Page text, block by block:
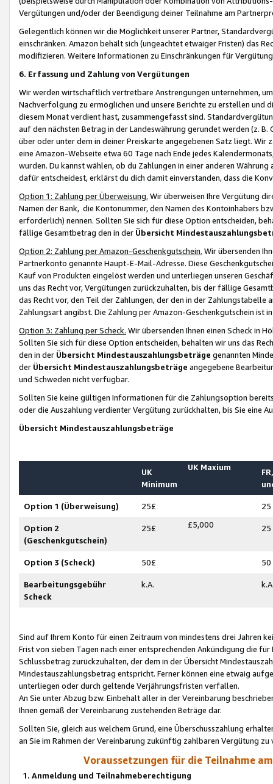
Vergütungen und/oder der Beendigung deiner Teilnahme am
Gelegentlich können wir die Möglichkeit unserer Partner,
einschränken. Amazon behält sich (ungeachtet etwaiger Fristen) das
modifizieren. Weitere Informationen zu Einschränkungen für
6. Erfassung und Zahlung von Vergütungen
Wir werden wirtschaftlich vertretbare Anstrengungen unternehmen,
Nachverfolgung zu ermöglichen und unsere Berichte zu erstellen und
diesem Monat verdient hast, zusammengefasst sind.
auf den nächsten Betrag in der Landeswährung gerundet werden (z.
über oder unter dem in deiner Preiskarte angegebenen Satz liegt.
eine Amazon-Webseite etwa 60 Tage nach Ende jedes
wurden. Du kannst wählen, ob du Zahlungen in einer anderen
dafür entscheidest, erklärst du dich damit einverstanden, dass die
Option 1: Zahlung per Überweisung. Wir überweisen Ihre Vergütung
Namen der Bank, die Kontonummer, den Namen des Kontoinhabers
erforderlich) nennen. Sollten Sie sich für diese Option entscheiden,
fällige Gesamtbetrag den in der Übersicht
Option 2: Zahlung per Amazon-Geschenkgutschein. Wir übersenden
Partnerkonto genannte Haupt-E-Mail-Adresse. Diese
Kauf von Produkten eingelöst werden und unterliegen unseren
uns das Recht vor, Vergütungen zurückzuhalten, bis der fällige
das Recht vor, den Teil der Zahlungen, der den in der
Zahlungsart angibst. Die Zahlung per Amazon-Geschenkgutschein ist
Option 3: Zahlung per Scheck. Wir übersenden Ihnen einen Scheck in
Sollten Sie sich für diese Option entscheiden, behalten wir uns das
den in der Übersicht Mindestauszahlungsbeträge genannten
der Übersicht Mindestauszahlungsbeträge angegebene
und Schweden nicht verfügbar.
Sollten Sie keine gültigen Informationen für die Zahlungsoption
oder die Auszahlung verdienter Vergütung zurückhalten, bis Sie
Übersicht Mindestauszahlungsbeträge
UK
Minimum
UK Maxium
Option 1 (Überweisung) 25£ 25
Option 2
(Geschenkgutschein)
25£ £5,000 25
Option 3 (Scheck) 50£ 50
Bearbeitungsgebühr
Scheck
k.A.
Sind auf Ihrem Konto für einen Zeitraum von mindestens drei Jahren
Frist von sieben Tagen nach einer entsprechenden Ankündigung die
Schlussbetrag zurückzuhalten, der dem in der Übersicht
Mindestauszahlungsbetrag entspricht. Ferner können eine etwaig
unterliegen oder durch geltende Verjährungsfristen verfallen.
An Sie unter Abzug bzw. Einbehalt aller in der Vereinbarung
Ihnen gemäß der Vereinbarung zustehenden Beträge dar.
Sollten Sie, gleich aus welchem Grund, eine Überschusszahlung
an Sie im Rahmen der Vereinbarung zukünftig zahlbaren Vergütung zu
Voraussetzungen für die Teilnahme
1. Anmeldung und Teilnahmeberechtigung